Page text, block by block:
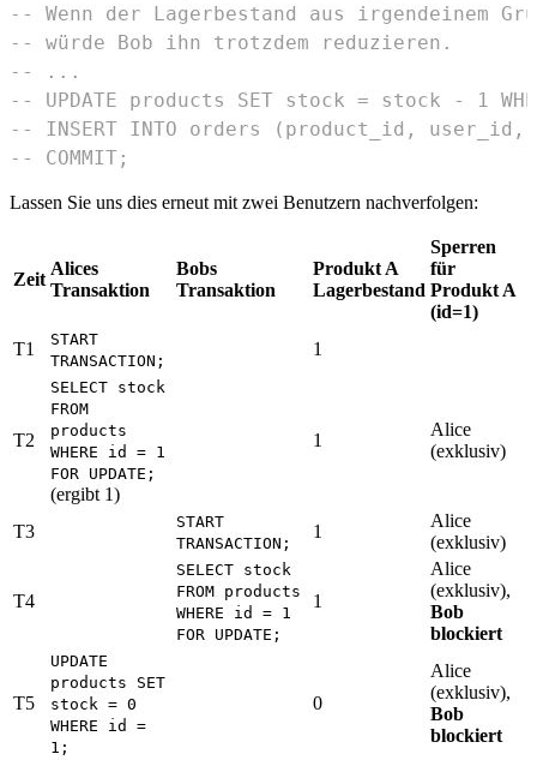
-- Wenn der Lagerbestand aus irgendeinem
-- würde Bob ihn trotzdem reduzieren.
-- ...
-- UPDATE products SET stock = stock - 1
-- INSERT INTO orders (product_id,
-- COMMIT;
Lassen Sie uns dies erneut mit zwei Benutzern nachverfolgen:
Zeit
Alices
Transaktion
Bobs
Transaktion
Produkt A
Lagerbestand
Sperren
für
Produkt A
(id=1)
T1
START
TRANSACTION;
1
T2
SELECT stock
FROM
products
WHERE id = 1
FOR UPDATE;
(ergibt 1)
1
Alice
(exklusiv)
T3
START
TRANSACTION;
1
Alice
(exklusiv)
T4
SELECT stock
FROM products
WHERE id = 1
FOR UPDATE;
1
Alice
(exklusiv),
Bob
blockiert
T5
UPDATE
products SET
stock = 0
WHERE id =
1;
0
Alice
(exklusiv),
Bob
blockiert